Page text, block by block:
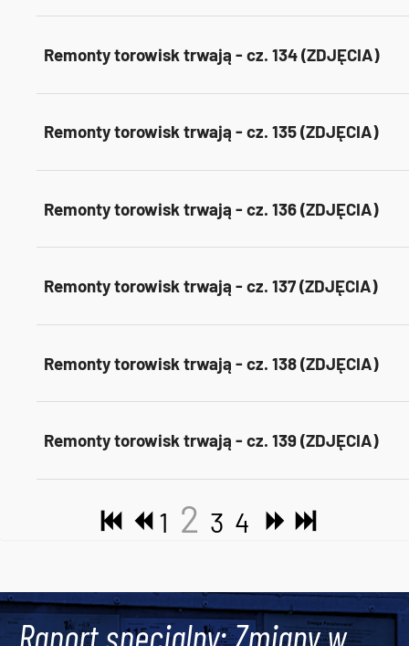
Remonty torowisk trwają - cz. 134 (ZDJĘCIA)
Remonty torowisk trwają - cz. 135 (ZDJĘCIA)
Remonty torowisk trwają - cz. 136 (ZDJĘCIA)
Remonty torowisk trwają - cz. 137 (ZDJĘCIA)
Remonty torowisk trwają - cz. 138 (ZDJĘCIA)
Remonty torowisk trwają - cz. 139 (ZDJĘCIA)
1 2 3 4
Raport specjalny: Zmiany w